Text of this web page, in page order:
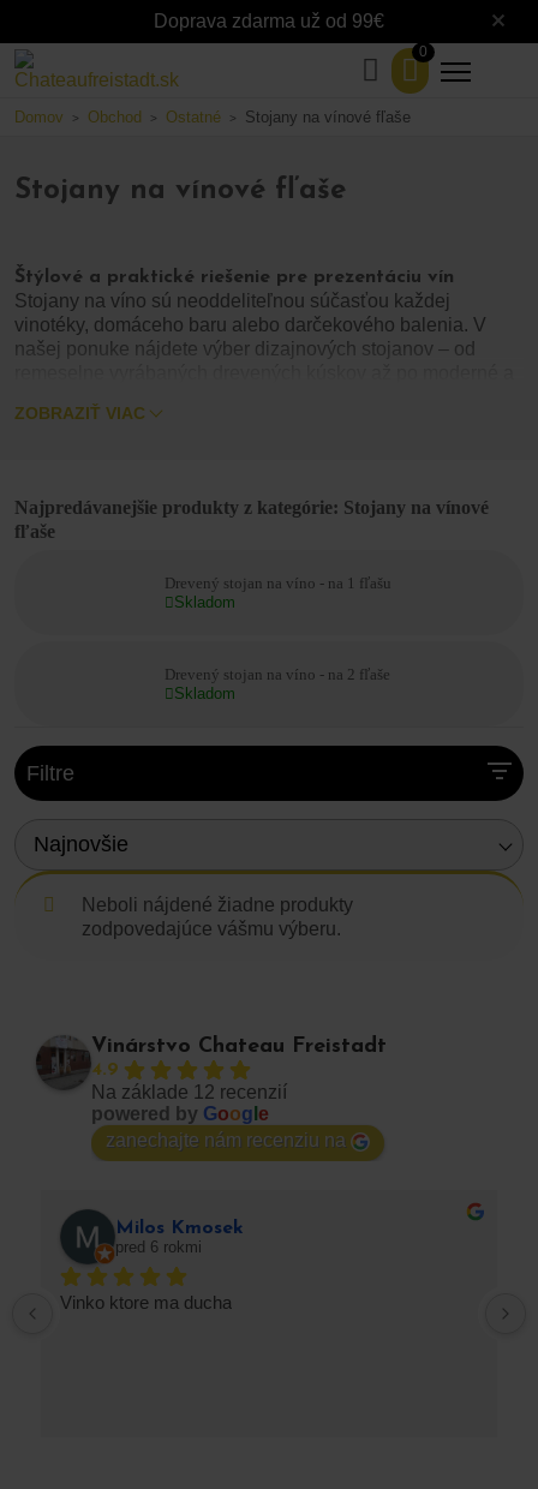
Doprava zdarma už od 99€
0
Domov > Obchod > Ostatné > Stojany na vínové fľaše
Stojany na vínové fľaše
Štýlové a praktické riešenie pre prezentáciu vín
Stojany na víno sú neoddeliteľnou súčasťou každej
vinotéky, domáceho baru alebo darčekového balenia. V
našej ponuke nájdete výber dizajnových stojanov – od
Každý stojan je navrhnutý tak, aby nielen bezpečne
vyberiete.
💡 Prečo stojan na víno?
dodáva darovanému vínu prémiový vzhľad
organizuje a šetrí priestor
Vytvorte si vlastný vínny kútik, v ktorom bude každý
ZOBRAZIŤ VIAC
Najpredávanejšie produkty z kategórie: Stojany na vínové
fľaše
Drevený stojan na víno - na 1 fľašu
Skladom
Drevený stojan na víno - na 2 fľaše
Skladom
Filtre
Najnovšie
Neboli nájdené žiadne produkty
zodpovedajúce vášmu výberu.
Vinárstvo Chateau Freistadt
4.9
Na základe 12 recenzií
powered by Goog e
zanechajte nám recenziu na
Milos Kmosek
pred 6 rokmi
Vinko ktore ma ducha